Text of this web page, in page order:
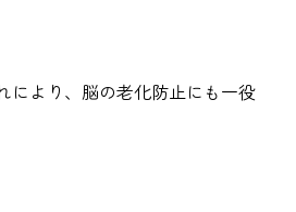
により、脳の老化防止にも一役